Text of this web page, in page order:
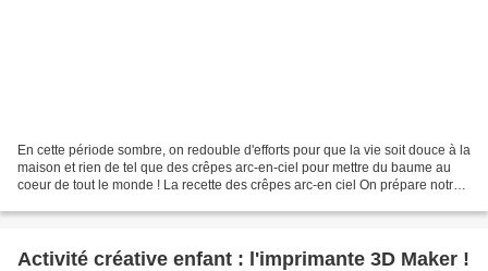
En cette période sombre, on redouble d'efforts pour que la vie soit douce à la
maison et rien de tel que des crêpes arc-en-ciel pour mettre du baume au
coeur de tout le monde ! La recette des crêpes arc-en ciel On prépare notre
Activité créative enfant : l'imprimante 3D Maker !